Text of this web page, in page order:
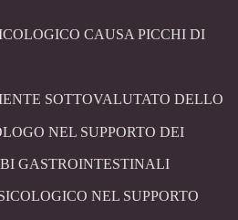
CAUSA PICCHI DI
SOTTOVALUTATO DELLO
NEL SUPPORTO DEI
GASTROINTESTINALI
NEL SUPPORTO